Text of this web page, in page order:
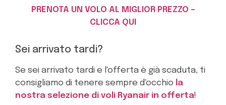
PRENOTA UN VOLO AL MIGLIOR PREZZO –
CLICCA QUI
Sei arrivato tardi?
Se sei arrivato tardi e l'offerta è già scaduta, ti
consigliamo di tenere sempre d'occhio la
nostra selezione di voli Ryanair in offerta!